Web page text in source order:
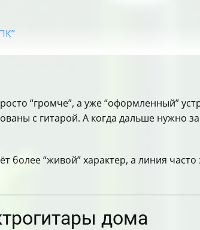
дома
“громче”, а уже “оформленный”
с гитарой. А когда дальше нужно
более “живой” характер, а линия
дома